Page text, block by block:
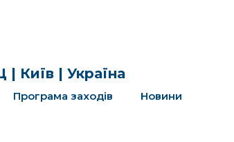
Київ | Україна
Програма заходів Новини